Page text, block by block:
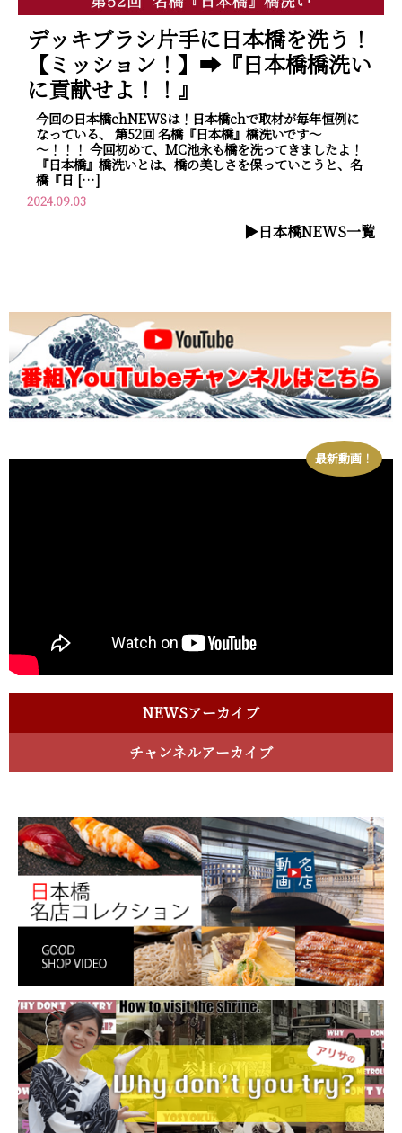
デッキブラシ片手に日本橋を洗う！
【ミッション！】➡『日本橋橋洗い
に貢献せよ！！』
今回の日本橋chNEWSは！日本橋chで取材が毎年恒例に
なっている、 第52回 名橋『日本橋』橋洗いです～
～！！！ 今回初めて、MC池永も橋を洗ってきましたよ！
『日本橋』橋洗いとは、橋の美しさを保っていこうと、名
橋『日 […]
2024.09.03
▶︎日本橋NEWS一覧
最新動画！
NEWSアーカイブ
チャンネルアーカイブ